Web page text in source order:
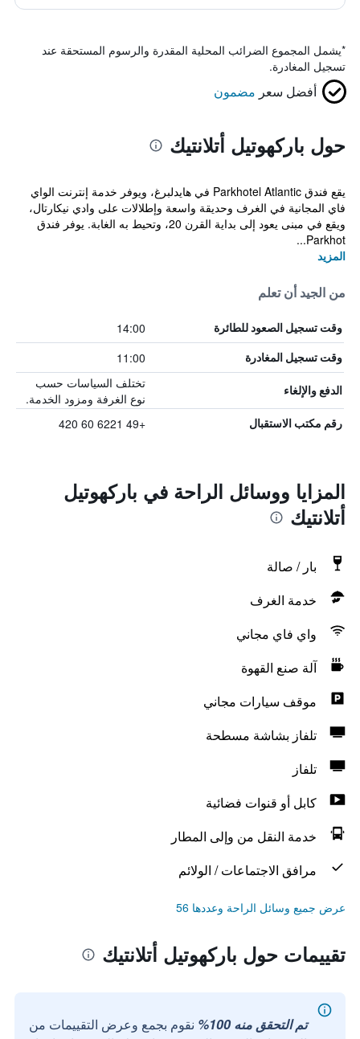
*يشمل المجموع الضرائب المحلية المقدرة والرسوم المستحقة عند
تسجيل المغادرة.
أفضل سعر مضمون
حول باركهوتيل أتلانتيك
يقع فندق Parkhotel Atlantic في هايدلبرغ، ويوفر خدمة إنترنت الواي
فاي المجانية في الغرف وحديقة واسعة وإطلالات على وادي نيكارتال،
ويقع في مبنى يعود إلى بداية القرن 20، وتحيط به الغابة. يوفر فندق
Parkhot...
المزيد
من الجيد أن تعلم
وقت تسجيل الصعود للطائرة 14:00
وقت تسجيل المغادرة 11:00
الدفع والإلغاء
تختلف السياسات حسب
نوع الغرفة ومزود الخدمة.
رقم مكتب الاستقبال +49 6221 60 420
المزايا ووسائل الراحة في باركهوتيل
أتلانتيك
بار / صالة
خدمة الغرف
واي فاي مجاني
آلة صنع القهوة
موقف سيارات مجاني
تلفاز بشاشة مسطحة
تلفاز
كابل أو قنوات فضائية
خدمة النقل من وإلى المطار
مرافق الاجتماعات / الولائم
عرض جميع وسائل الراحة وعددها 56
تقييمات حول باركهوتيل أتلانتيك
تم التحقق منه 100%
نقوم بجمع وعرض التقييمات من